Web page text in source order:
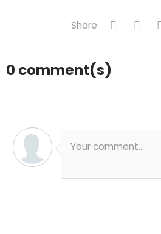
Share
0 comment(s)
Your comment...